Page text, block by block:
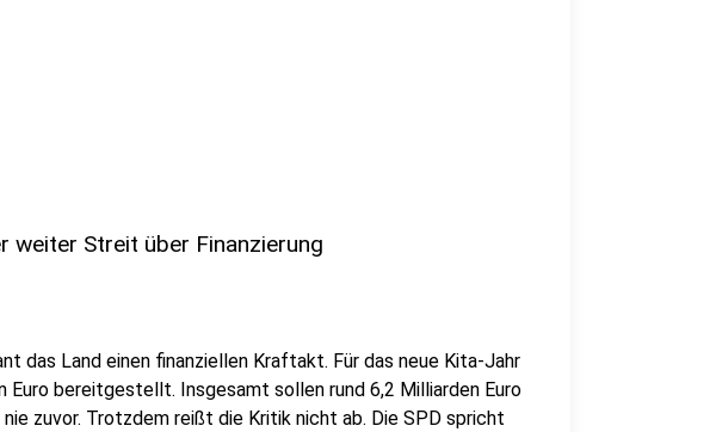
weiter Streit über Finanzierung
das Land einen finanziellen Kraftakt. Für das neue Kita-Jahr
Euro bereitgestellt. Insgesamt sollen rund 6,2 Milliarden Euro
zuvor. Trotzdem reißt die Kritik nicht ab. Die SPD spricht